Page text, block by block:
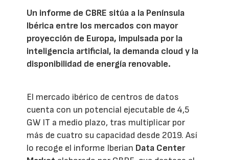
Un informe de CBRE sitúa a la Península
Ibérica entre los mercados con mayor
proyección de Europa, impulsada por la
inteligencia artificial, la demanda cloud y la
disponibilidad de energía renovable.
El mercado ibérico de centros de datos
cuenta con un potencial ejecutable de 4,5
GW IT a medio plazo, tras multiplicar por
más de cuatro su capacidad desde 2019. Así
lo recoge el informe Iberian Data Center